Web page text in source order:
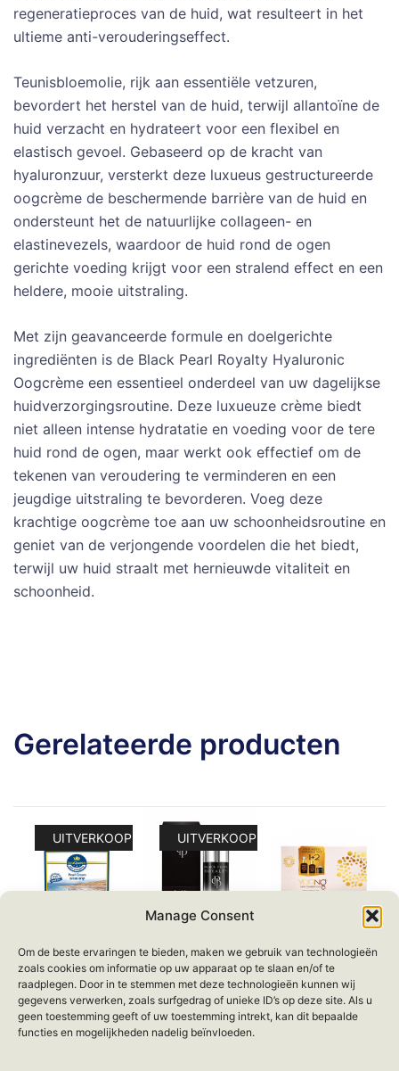
Manage Consent
Om de beste ervaringen te bieden, maken we gebruik van technologieën
zoals cookies om informatie op uw apparaat op te slaan en/of te
raadplegen. Door in te stemmen met deze technologieën kunnen wij
gegevens verwerken, zoals surfgedrag of unieke ID’s op deze site. Als u
geen toestemming geeft of uw toestemming intrekt, kan dit bepaalde
functies en mogelijkheden nadelig beïnvloeden.
regeneratieproces van de huid, wat resulteert in het
ultieme anti-verouderingseffect.
Teunisbloemolie, rijk aan essentiële vetzuren,
bevordert het herstel van de huid, terwijl allantoïne de
huid verzacht en hydrateert voor een flexibel en
elastisch gevoel. Gebaseerd op de kracht van
hyaluronzuur, versterkt deze luxueus gestructureerde
oogcrème de beschermende barrière van de huid en
ondersteunt het de natuurlijke collageen- en
elastinevezels, waardoor de huid rond de ogen
gerichte voeding krijgt voor een stralend effect en een
heldere, mooie uitstraling.
Met zijn geavanceerde formule en doelgerichte
ingrediënten is de Black Pearl Royalty Hyaluronic
Oogcrème een essentieel onderdeel van uw dagelijkse
huidverzorgingsroutine. Deze luxueuze crème biedt
niet alleen intense hydratatie en voeding voor de tere
huid rond de ogen, maar werkt ook effectief om de
tekenen van veroudering te verminderen en een
jeugdige uitstraling te bevorderen. Voeg deze
krachtige oogcrème toe aan uw schoonheidsroutine en
geniet van de verjongende voordelen die het biedt,
terwijl uw huid straalt met hernieuwde vitaliteit en
schoonheid.
Gerelateerde producten
UITVERKOOP!
Dead Sea
Minerals Pearl
Cream (Dode
Zee Mineralen
Parel Creme)
UITVERKOOP!
mineralen Black
Pearl Royalty
Face & Eye
Creme Serum
Dode Zee
Aging Miracle
Set
€79.95